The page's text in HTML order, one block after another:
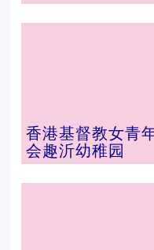
香港基督教女青
会趣沂幼稚园